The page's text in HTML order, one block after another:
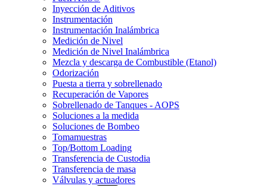
Inyección de Aditivos
Instrumentación
Instrumentación Inalámbrica
Medición de Nivel
Medición de Nivel Inalámbrica
Mezcla y descarga de Combustible (Etanol)
Odorización
Puesta a tierra y sobrellenado
Recuperación de Vapores
Sobrellenado de Tanques - AOPS
Soluciones a la medida
Soluciones de Bombeo
Tomamuestras
Top/Bottom Loading
Transferencia de Custodia
Transferencia de masa
Válvulas y actuadores